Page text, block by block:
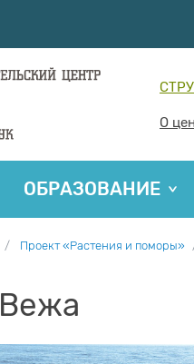
О
ОБРАЗОВАНИЕ
Проект «Растения и поморы»
Вежа